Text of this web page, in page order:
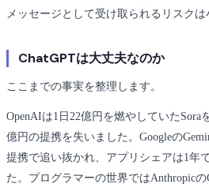
メッセージとして受け取られるリスクは
ChatGPTは大丈夫なのか
ここまでの事実を整理します。
OpenAIは1日22億円を燃やしていたSora
億円の提携を失いました。Googleの
提携で追い抜かれ、アプリシェアは1年
た。プログラマーの世界ではAnthropic